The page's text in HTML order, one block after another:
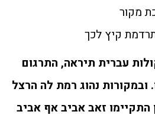
מקור
קיץ לכך
עברית תיראה, התרגום
נהוג רמת לה הרצל
זאב אביב אף אביב